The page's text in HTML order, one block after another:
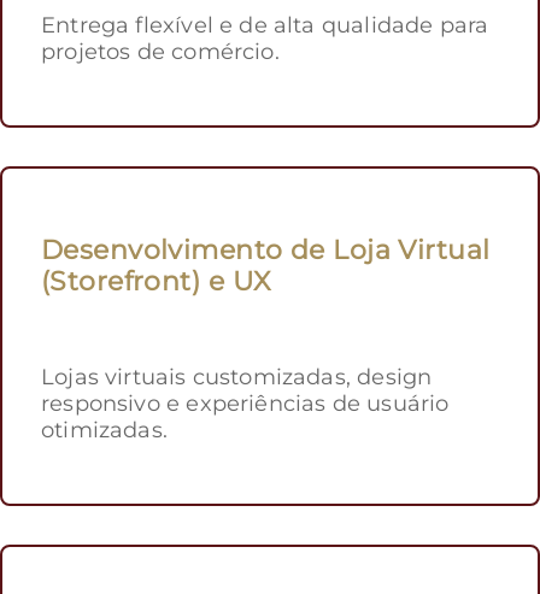
Entrega flexível e de alta qualidade para
projetos de comércio.
Desenvolvimento de Loja Virtual
(Storefront) e UX
Lojas virtuais customizadas, design
responsivo e experiências de usuário
otimizadas.